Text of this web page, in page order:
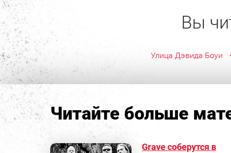
Вы
Улица Дэвида Боуи
Читайте больше
Grave соберутся в